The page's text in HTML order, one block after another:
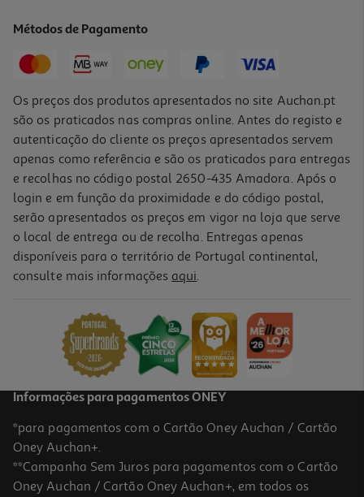
Métodos de Pagamento
Os preços dos produtos apresentados no site Auchan.pt
são os praticados nas compras online. Antes do registo e
autenticação do cliente os preços apresentados servem
apenas como referência e são os praticados para entregas
e recolhas no código postal 2650-435 Amadora. Após o
login e em função da proximidade e do código postal,
serão apresentados os preços em vigor na loja que serve
o local de entrega ou de recolha. Entregas apenas
disponíveis para o território de Portugal continental,
consulte mais informações aqui.
Informações para pagamentos ONEY
*para pagamentos com o Cartão Oney Auchan / Cartão
Oney Auchan+.
**Campanha Sem Juros para pagamentos com o Cartão
Oney Auchan / Cartão Oney Auchan+, em todos os